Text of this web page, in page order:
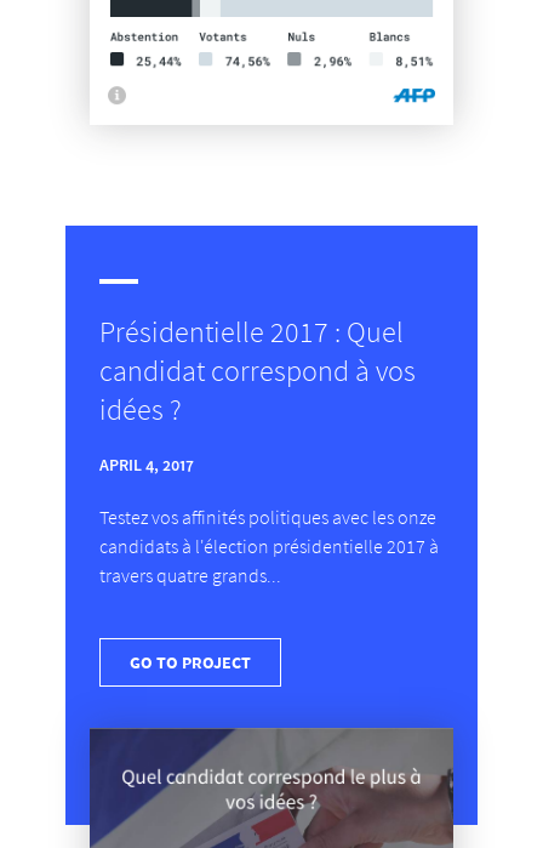
Présidentielle 2017 : Quel
candidat correspond à vos
idées ?
APRIL 4, 2017
Testez vos affinités politiques avec les onze
candidats à l'élection présidentielle 2017 à
travers quatre grands...
GO TO PROJECT